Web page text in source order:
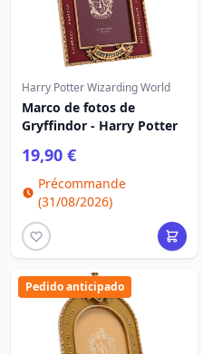
Harry Potter Wizarding World
Marco de fotos de
Gryffindor - Harry Potter
19,90 €
Précommande
(31/08/2026)
Pedido anticipado